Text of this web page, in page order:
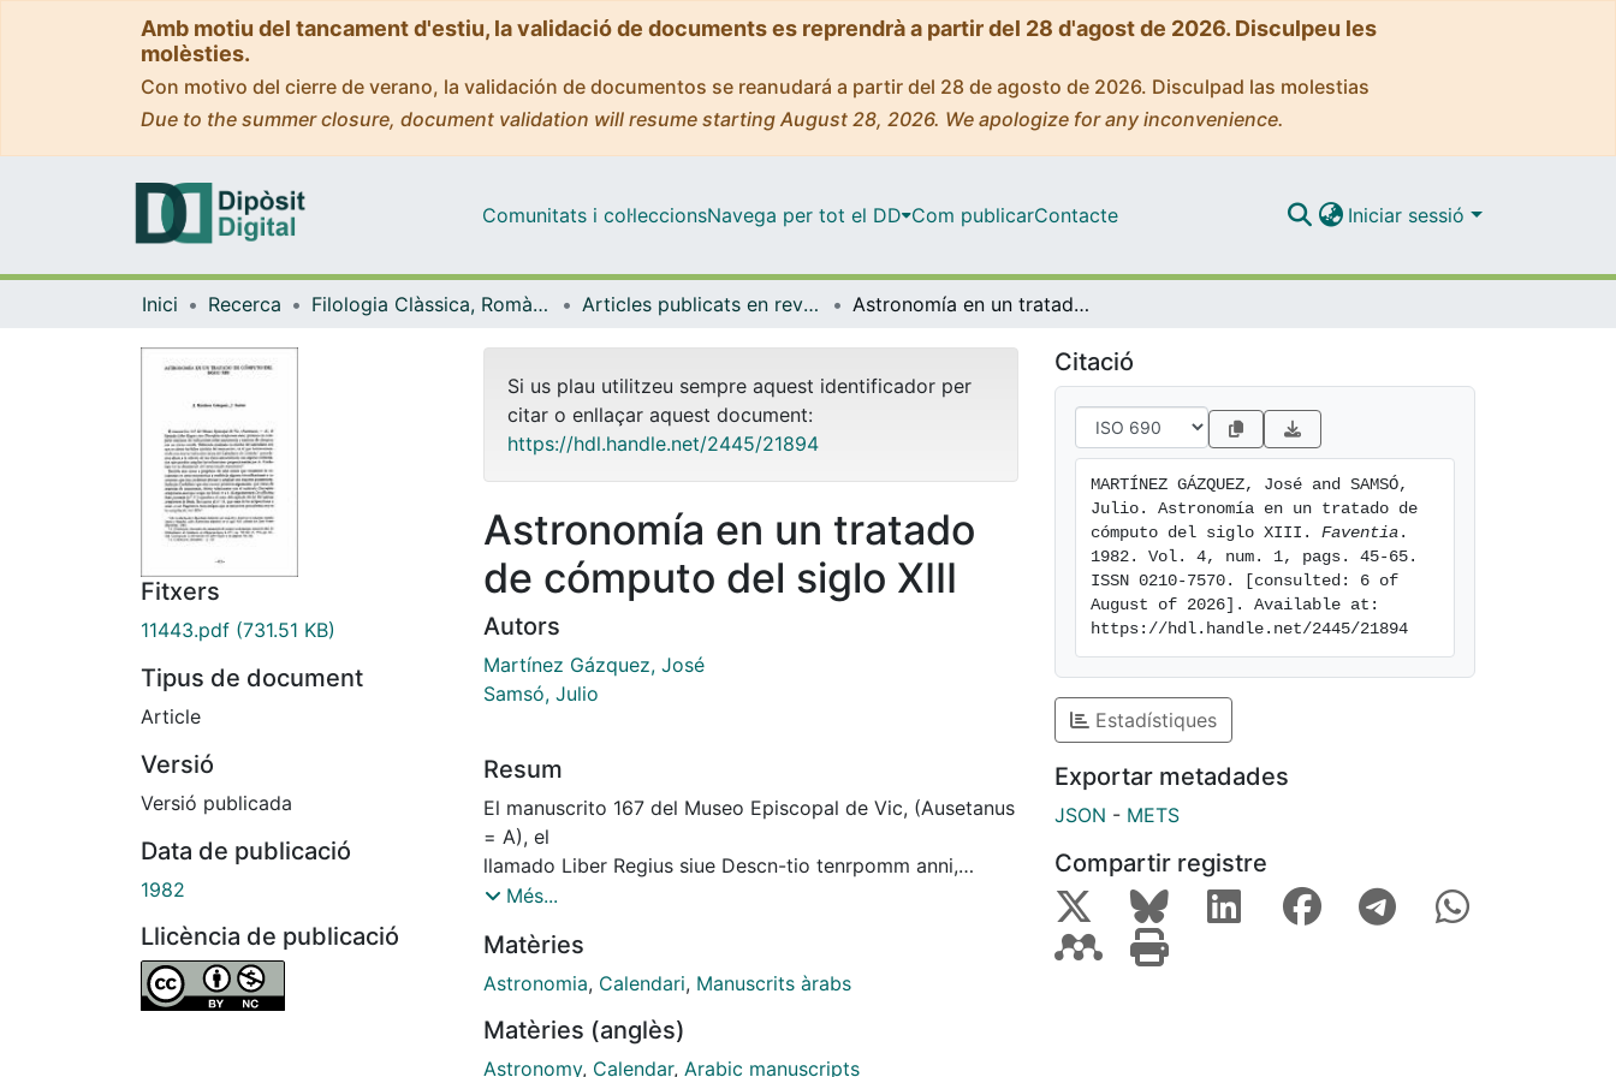
Amb motiu del tancament d'estiu, la validació de documents es reprendrà a partir del 28 d'agost de 2026. Disculpeu les
molèsties.
Con motivo del cierre de verano, la validación de documentos se reanudará a partir del 28 de agosto de 2026. Disculpad las molestias
Due to the summer closure, document validation will resume starting August 28, 2026. We apologize for any inconvenience.
Comunitats i col·leccionsNavega per tot el DD Com publicarContacte Iniciar sessió
Inici Recerca Filologia Clàssica, Romànica i Semítica Articles publicats en revistes (Filologia Clàssica, Romànica i Semítica) Astronomía en un tratado de cómputo del siglo XIII
Fitxers
11443.pdf (731.51 KB)
Tipus de document
Article
Versió
Versió publicada
Data de publicació
1982
Llicència de publicació
Si us plau utilitzeu sempre aquest identificador per
citar o enllaçar aquest document:
https://hdl.handle.net/2445/21894
Astronomía en un tratado
de cómputo del siglo XIII
Autors
Martínez Gázquez, José
Samsó, Julio
Resum
El manuscrito 167 del Museo Episcopal de Vic, (Ausetanus
= A), el
llamado Liber Regius siue Descn-tio tenrpomm anni,
presenta un complejo
cómputo
con un cierto interés. Habiendo realizado la edición del
que se abren los folios iniciales del manuscrito, en el que
hemos encontrado
Més...
Matèries
Astronomia, Calendari, Manuscrits àrabs
Matèries (anglès)
Astronomy, Calendar, Arabic manuscripts
Citació
MARTÍNEZ GÁZQUEZ, José and SAMSÓ,
Julio. Astronomía en un tratado de
cómputo del siglo XIII. Faventia .
1982. Vol. 4, num. 1, pags. 45-65.
ISSN 0210-7570. [consulted: 6 of
August of 2026]. Available at:
https://hdl.handle.net/2445/21894
Estadístiques
Exportar metadades
JSON - METS
Compartir registre